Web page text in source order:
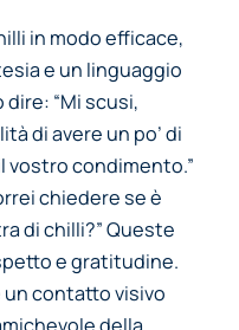
in modo efficace,
e un linguaggio
dire: “Mi scusi,
di avere un po’ di
vostro condimento.”
chiedere se è
di chilli?”Queste
e gratitudine.
contatto visivo